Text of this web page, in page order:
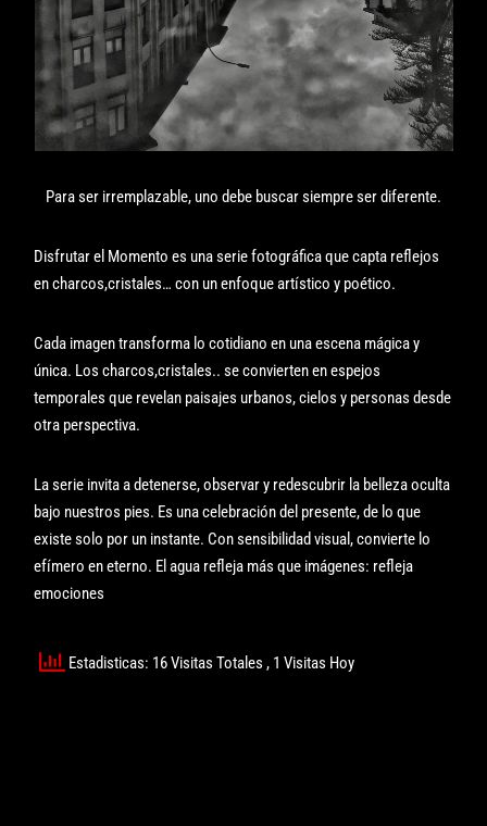
Para ser irremplazable, uno debe buscar siempre ser diferente.
Disfrutar el Momento es una serie fotográfica que capta reflejos
en charcos,cristales… con un enfoque artístico y poético.
Cada imagen transforma lo cotidiano en una escena mágica y
única. Los charcos,cristales.. se convierten en espejos
temporales que revelan paisajes urbanos, cielos y personas desde
otra perspectiva.
La serie invita a detenerse, observar y redescubrir la belleza oculta
bajo nuestros pies. Es una celebración del presente, de lo que
existe solo por un instante. Con sensibilidad visual, convierte lo
efímero en eterno. El agua refleja más que imágenes: refleja
emociones
Estadisticas: 16 Visitas Totales, 1 Visitas Hoy